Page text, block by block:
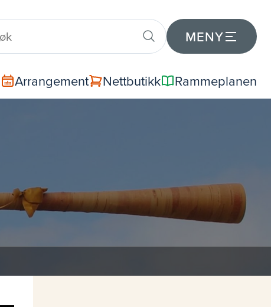
MENY
Arrangement Nettbutikk Rammeplanen